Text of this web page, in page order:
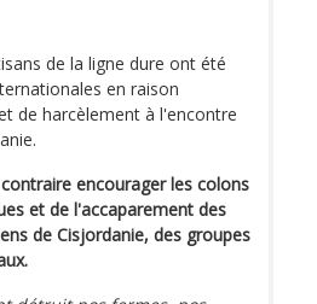
de la ligne dure ont été
en raison
de harcèlement à l'encontre
encourager les colons
et de l'accaparement des
de Cisjordanie, des groupes